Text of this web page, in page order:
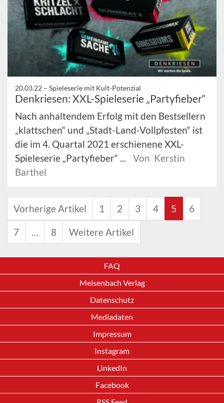
20.03.22 – Spieleserie mit Kult-Potenzial
Denkriesen: XXL-Spieleserie „Partyfieber“
Nach anhaltendem Erfolg mit den Bestsellern
„klattschen“ und „Stadt-Land-Vollpfosten“ ist
die im 4. Quartal 2021 erschienene XXL-
Spieleserie „Partyfieber“ ...
Von Kerstin
Barthel
Vorherige Artikel 1 2 3 4 5 6
7 … 8 Weitere Artikel
FAQ
Meisenbach Verlag
Datenschutz
Mediadaten
Impressum
Instagram
LinkedIn
Facebook